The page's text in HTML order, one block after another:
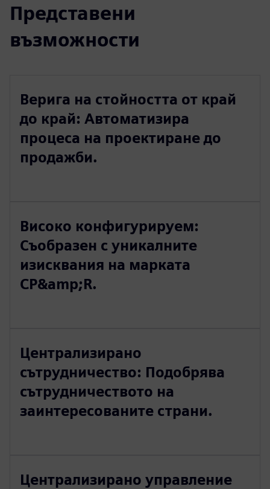
Представени
възможности
Верига на стойността от край
до край: Автоматизира
процеса на проектиране до
продажби.
Високо конфигурируем:
Съобразен с уникалните
изисквания на марката
CP&amp;R.
Централизирано
сътрудничество: Подобрява
сътрудничеството на
заинтересованите страни.
Централизирано управление